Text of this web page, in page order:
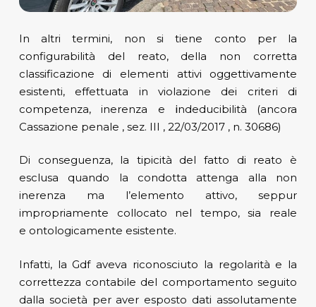
In altri termini, non si tiene conto per la
configurabilità del reato, della non corretta
classificazione di elementi attivi oggettivamente
esistenti, effettuata in violazione dei criteri di
competenza, inerenza e indeducibilità (ancora
Cassazione penale , sez. III , 22/03/2017 , n. 30686)
Di conseguenza, la tipicità del fatto di reato è
esclusa quando la condotta attenga alla non
inerenza ma l’elemento attivo, seppur
impropriamente collocato nel tempo, sia reale
e ontologicamente esistente.
Infatti, la Gdf aveva riconosciuto la regolarità e la
correttezza contabile del comportamento seguito
dalla società per aver esposto dati assolutamente